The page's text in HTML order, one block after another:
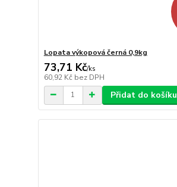
Lopata výkopová černá 0,9kg
73,71 Kč/ks
60,92 Kč bez DPH
Přidat do košíku